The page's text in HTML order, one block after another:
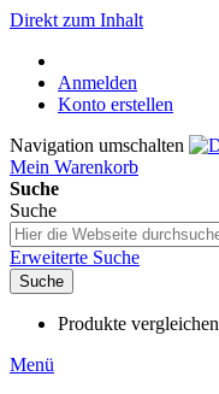
Direkt zum Inhalt
Anmelden
Konto erstellen
Navigation umschalten
Mein Warenkorb
Suche
Suche
Erweiterte Suche
Suche
Produkte vergleichen
Menü